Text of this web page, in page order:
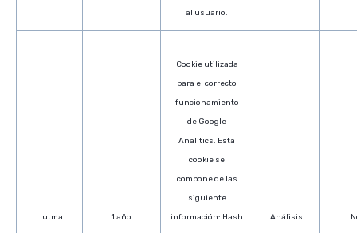
al usuario.
_utma 1 año
Cookie utilizada
para el correcto
funcionamiento
de Google
Analítics. Esta
cookie se
compone de las
siguiente
información: Hash
Análisis